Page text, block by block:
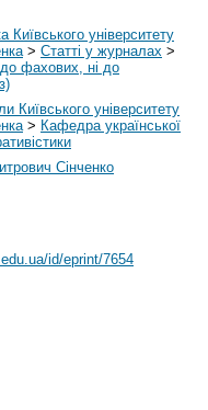
Київського університету
> Статті у журналах >
до фахових, ні до
Київського університету
> Кафедра української
Сінченко
id/eprint/7654